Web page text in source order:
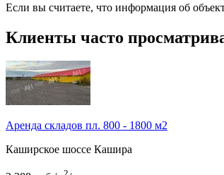
Если вы считаете, что информация об
Клиенты часто
Аренда складов пл. 800 - 1800 м2
Каширское шоссе Кашира
2